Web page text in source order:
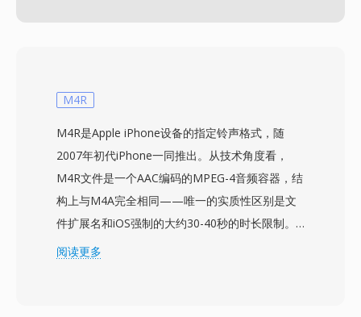
M4R
M4R是Apple iPhone设备的指定铃声格式，随
2007年初代iPhone一同推出。从技术角度看，
M4R文件是一个AAC编码的MPEG-4音频容器，结
构上与M4A完全相同——唯一的实质性区别是文
件扩展名和iOS强制的大约30-40秒的时长限制。
Apple选择这种方式使现有的AAC编码器基础设施
阅读更多